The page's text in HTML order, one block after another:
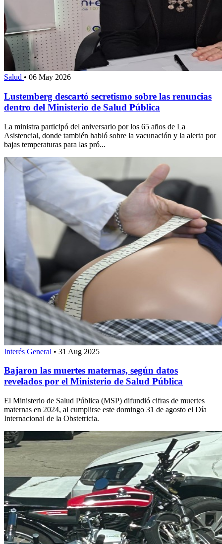
Salud • 06 May 2026
Lustemberg descartó secretismo sobre las renuncias
dentro del Ministerio de Salud Pública
La ministra participó del aniversario por los 65 años de La
Asistencial, donde también habló sobre la vacunación y la alerta por
bajas temperaturas para las pró...
Interés General • 31 Aug 2025
Bajaron las muertes maternas, según datos
revelados por el Ministerio de Salud Pública
El Ministerio de Salud Pública (MSP) difundió cifras de muertes
maternas en 2024, al cumplirse este domingo 31 de agosto el Día
Internacional de la Obstetricia.